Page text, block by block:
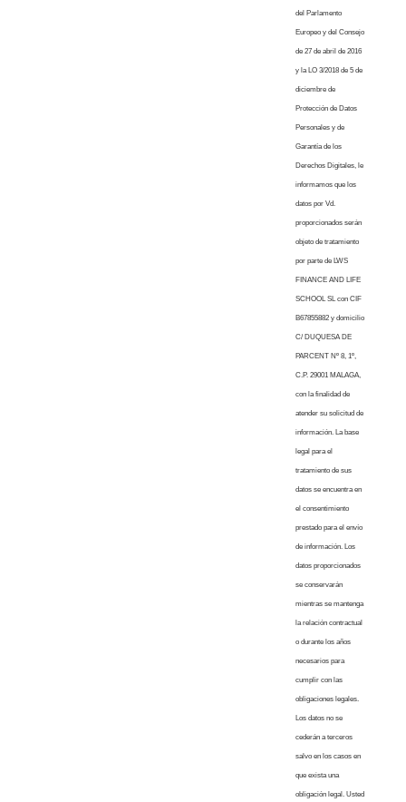
del Parlamento
Europeo y del Consejo
de 27 de abril de 2016
y la LO 3/2018 de 5 de
diciembre de
Protección de Datos
Personales y de
Garantía de los
Derechos Digitales, le
informamos que los
datos por Vd.
proporcionados serán
objeto de tratamiento
por parte de LWS
FINANCE AND LIFE
SCHOOL SL con CIF
B67855882 y domicilio
C/ DUQUESA DE
PARCENT Nº 8, 1º,
C.P. 29001 MALAGA,
con la finalidad de
atender su solicitud de
información. La base
legal para el
tratamiento de sus
datos se encuentra en
el consentimiento
prestado para el envío
de información. Los
datos proporcionados
se conservarán
mientras se mantenga
la relación contractual
o durante los años
necesarios para
cumplir con las
obligaciones legales.
Los datos no se
cederán a terceros
salvo en los casos en
que exista una
obligación legal. Usted